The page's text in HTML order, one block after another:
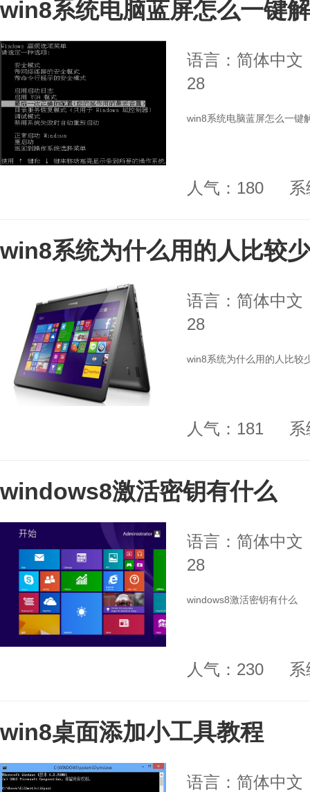
win8系统电脑蓝屏怎么一键
语言：简体中文
28
win8系统电脑蓝屏怎么一键
人气：180
win8系统为什么用的人比较
语言：简体中文
28
win8系统为什么用的人比较
人气：181
windows8激活密钥有什么
语言：简体中文
28
windows8激活密钥有什么
人气：230
win8桌面添加小工具教程
语言：简体中文